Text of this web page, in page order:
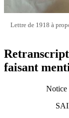
Lettre de 1918 à
faisant
Notice